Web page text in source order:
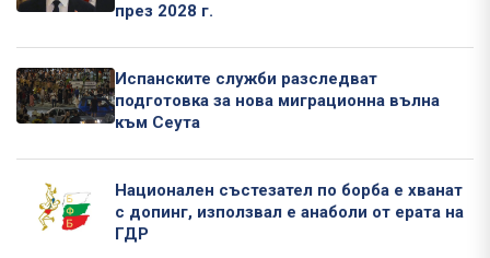
през 2028 г.
Испанските служби разследват
подготовка за нова миграционна вълна
към Сеута
Национален състезател по борба е хванат
с допинг, използвал е анаболи от ерата на
ГДР